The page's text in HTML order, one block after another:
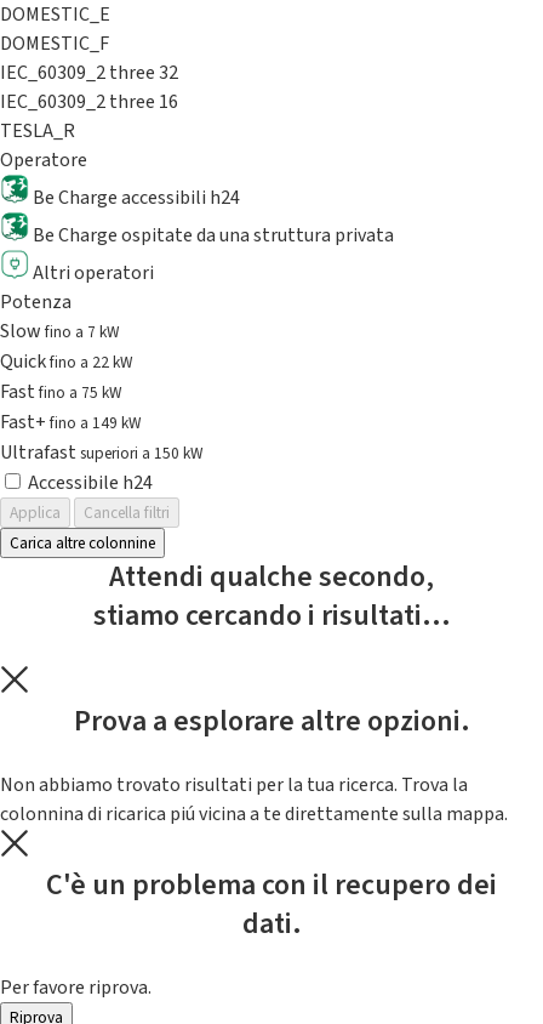
DOMESTIC_E
DOMESTIC_F
IEC_60309_2 three 32
IEC_60309_2 three 16
TESLA_R
Operatore
Be Charge accessibili h24
Be Charge ospitate da una struttura privata
Altri operatori
Potenza
Slowfino a 7 kW
Quickfino a 22 kW
Fastfino a 75 kW
Fast+fino a 149 kW
Ultrafast superiori a 150 kW
Accessibile h24
Applica
Cancella filtri
Carica altre colonnine
Attendi qualche secondo,
stiamo cercando i risultati...
Prova a esplorare altre opzioni.
Non abbiamo trovato risultati per la tua ricerca. Trova la
colonnina di ricarica piú vicina a te direttamente sulla mappa.
C'è un problema con il recupero dei
dati.
Per favore riprova.
Riprova